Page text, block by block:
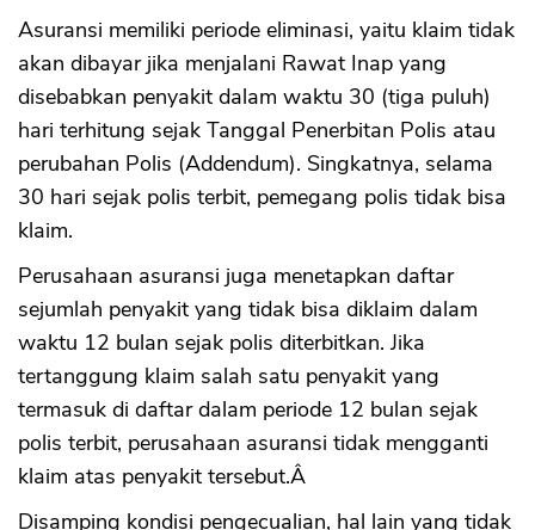
Asuransi memiliki periode eliminasi, yaitu klaim tidak
akan dibayar jika menjalani Rawat Inap yang
disebabkan penyakit dalam waktu 30 (tiga puluh)
hari terhitung sejak Tanggal Penerbitan Polis atau
perubahan Polis (Addendum). Singkatnya, selama
30 hari sejak polis terbit, pemegang polis tidak bisa
klaim.
Perusahaan asuransi juga menetapkan daftar
sejumlah penyakit yang tidak bisa diklaim dalam
waktu 12 bulan sejak polis diterbitkan. Jika
tertanggung klaim salah satu penyakit yang
termasuk di daftar dalam periode 12 bulan sejak
polis terbit, perusahaan asuransi tidak mengganti
klaim atas penyakit tersebut.Â
Disamping kondisi pengecualian, hal lain yang tidak